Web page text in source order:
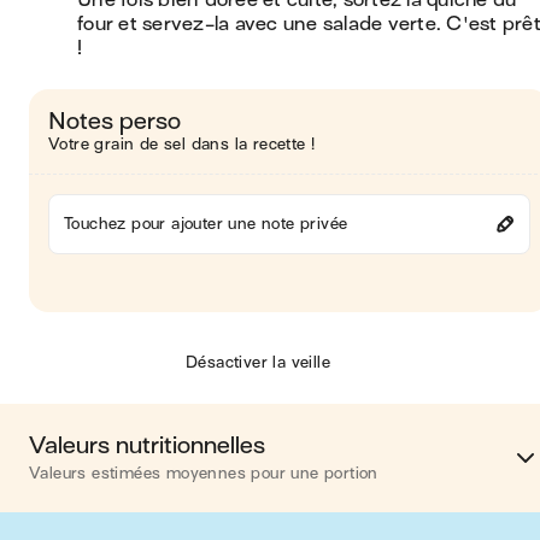
four et servez-la avec une salade verte. C'est prêt
!
Notes perso
Votre grain de sel dans la recette !
Touchez pour ajouter une note privée
Désactiver la veille
Valeurs nutritionnelles
Valeurs estimées moyennes pour une portion
Calories 325